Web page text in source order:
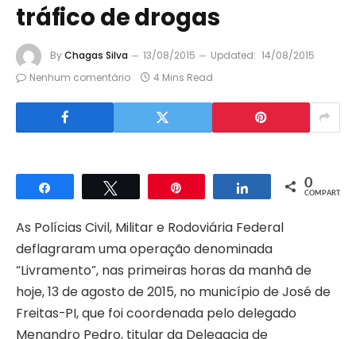
tráfico de drogas
ByChagas Silva 13/08/2015 Updated: 14/08/2015
Nenhum comentário
4 Mins Read
Compartilhar Compartilhar
0
COMPART.
As Polícias Civil, Militar e Rodoviária Federal
deflagraram uma operação denominada
“Livramento”, nas primeiras horas da manhã de
hoje, 13 de agosto de 2015, no município de José de
Freitas-PI, que foi coordenada pelo delegado
Menandro Pedro, titular da Delegacia de